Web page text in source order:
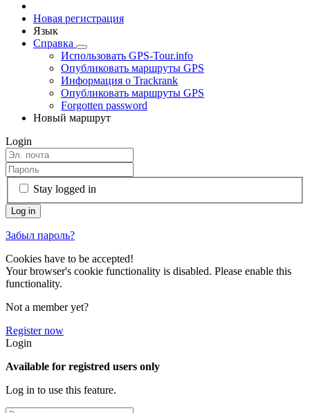
Новая регистрация
Язык
Справка
Использовать GPS-Tour.info
Опубликовать маршруты GPS
Информация о Trackrank
Опубликовать маршруты GPS
Forgotten password
Новый маршрут
Login
Stay logged in
Забыл пароль?
Cookies have to be accepted!
Your browser's cookie functionality is disabled. Please enable this
functionality.
Not a member yet?
Register now
Login
Available for registred users only
Log in to use this feature.